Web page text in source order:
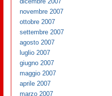
novembre 2007
ottobre 2007
settembre 2007
agosto 2007
luglio 2007
giugno 2007
maggio 2007
aprile 2007
marzo 2007